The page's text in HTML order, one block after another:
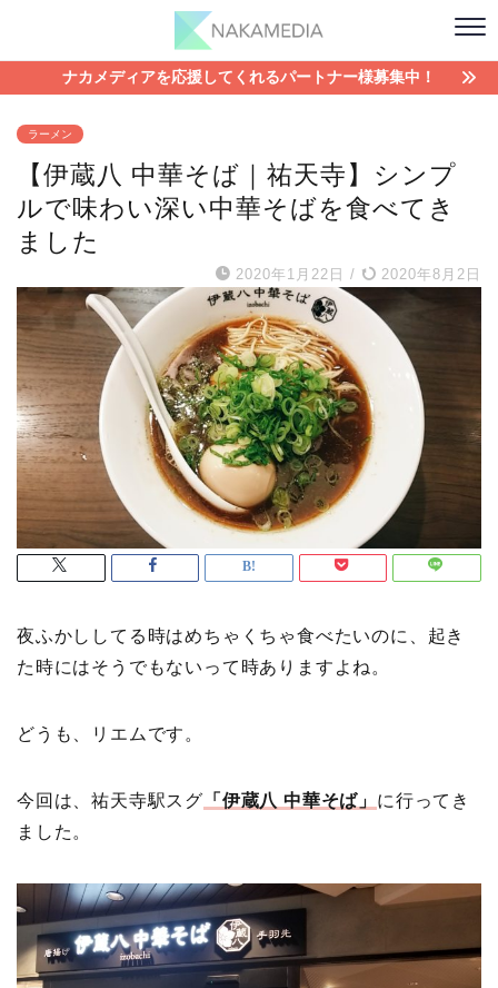
ナカメディアを応援してくれるパートナー様募集中！
ラーメン
【伊蔵八 中華そば｜祐天寺】シンプ
ルで味わい深い中華そばを食べてき
ました
2020年1月22日 / 2020年8月2日
夜ふかししてる時はめちゃくちゃ食べたいのに、起き
た時にはそうでもないって時ありますよね。
どうも、リエムです。
今回は、祐天寺駅スグ 「伊蔵八 中華そば」 に行ってき
ました。